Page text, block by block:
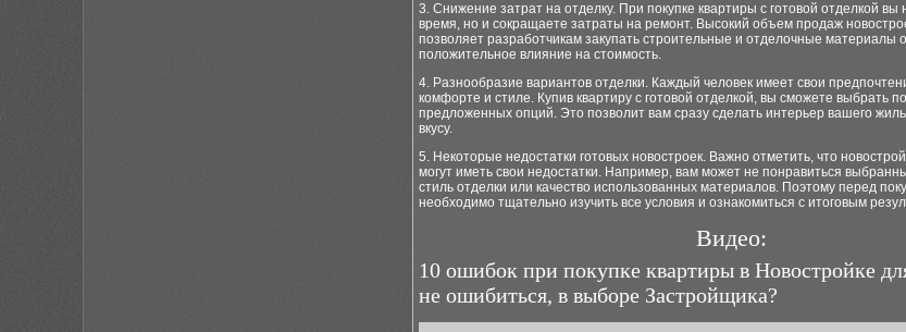
3. Снижение затрат на отделку. При покупке квартиры с готовой отделкой вы
время, но и сокращаете затраты на ремонт. Высокий объем продаж
позволяет разработчикам закупать строительные и отделочные материалы
положительное влияние на стоимость.
4. Разнообразие вариантов отделки. Каждый человек имеет свои
комфорте и стиле. Купив квартиру с готовой отделкой, вы сможете выбрать
предложенных опций. Это позволит вам сразу сделать интерьер вашего
вкусу.
5. Некоторые недостатки готовых новостроек. Важно отметить, что
могут иметь свои недостатки. Например, вам может не понравиться
стиль отделки или качество использованных материалов. Поэтому перед
необходимо тщательно изучить все условия и ознакомиться с итоговым
Видео:
10 ошибок при покупке квартиры в Новостройке
не ошибиться, в выборе Застройщика?